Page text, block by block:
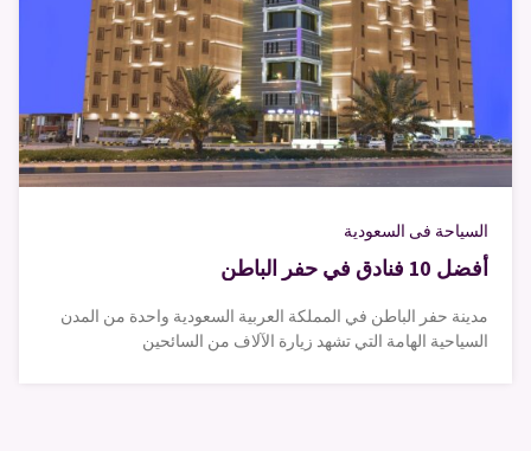
السياحة فى السعودية
أفضل 10 فنادق في حفر الباطن
مدينة حفر الباطن في المملكة العربية السعودية واحدة من المدن
السياحية الهامة التي تشهد زيارة الآلاف من السائحين